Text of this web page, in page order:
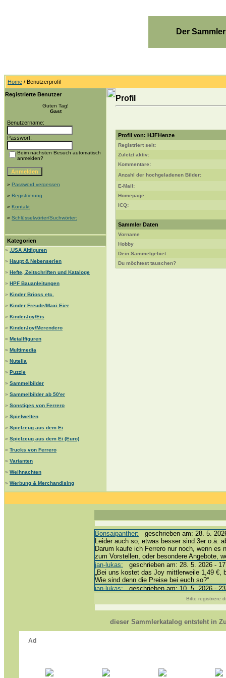
Der
Home / Benutzerprofil
Registrierte Benutzer
Guten Tag!
Gast
Benutzername:
Passwort:
Beim nächsten Besuch automatisch
anmelden?
» Password vergessen
» Registrierung
» Kontakt
» Schlüsselwörter/Suchwörter:
Kategorien
»
.USA Altfiguren
» Haupt & Nebenserien
» Hefte, Zeitschriften und Kataloge
» HPF Bauanleitungen
» Kinder Brioss etc.
» Kinder Freude/Maxi Eier
» KinderJoy/Eis
» KinderJoy/Merendero
» Metallfiguren
» Multimedia
» Nutella
» Puzzle
» Sammelbilder
» Sammelbilder ab 50'er
» Sonstiges von Ferrero
» Spielwelten
» Spielzeug aus dem Ei
» Spielzeug aus dem Ei (Euro)
» Trucks von Ferrero
» Varianten
» Weihnachten
» Werbung & Merchandising
Profil
Profil von: HJFHenze
Registriert seit:
Zuletzt aktiv:
Kommentare:
Anzahl der hochgeladenen Bilder:
E-Mail:
Homepage:
ICQ:
Sammler Daten
Vorname
Hobby
Dein Sammelgebiet
Du möchtest tauschen?
Bonsaipanther: geschrieben am: 28. 5.
Leider auch so, etwas besser sind 3er o.ä.
Darum kaufe ich Ferrero nur noch, wenn es
zum Vorstellen, oder besondere Angebote,
jan-lukas: geschrieben am: 28. 5. 2026 -
„Bei uns kostet das Joy mittlerweile 1,49 €,
Wie sind denn die Preise bei euch so?“
jan-lukas:geschrieben am: 10. 5. 2026 -
Bonsaipanther:geschrieben am: 10. 5.
@ Harald
https://www.ue-ei-portal-
Dein Enkel sollte zur Strafe die nächsten 3
jan-lukas:
geschrieben am: 29. 4. 2026 -
https://www.ferrero-
Bitte registriere
dieser Sammlerkatalog entsteht in